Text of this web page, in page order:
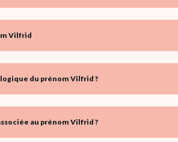
Vilfrid
du prénom Vilfrid ?
au prénom Vilfrid ?